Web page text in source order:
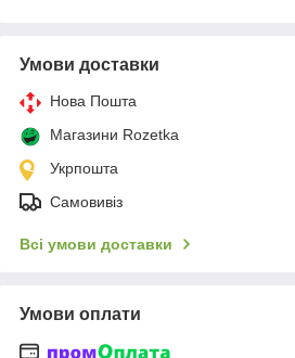
Умови доставки
Нова Пошта
Магазини Rozetka
Укрпошта
Самовивіз
Всі умови доставки
Умови оплати